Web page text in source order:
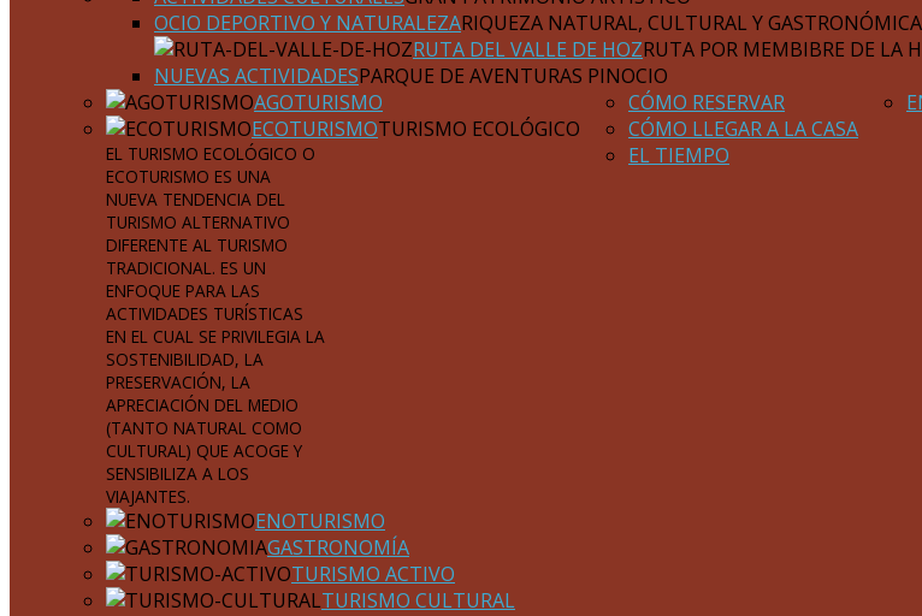
OCIO DEPORTIVO Y NATURALEZARIQUEZA NATURAL, CULTURAL Y GASTRONÓMICA
RUTA DEL VALLE DE HOZRUTA POR MEMBIBRE DE LA
NUEVAS ACTIVIDADESPARQUE DE AVENTURAS PINOCIO
AGOTURISMO
ECOTURISMOTURISMO ECOLÓGICO
EL TURISMO ECOLÓGICO O
ECOTURISMO ES UNA
NUEVA TENDENCIA DEL
TURISMO ALTERNATIVO
DIFERENTE AL TURISMO
TRADICIONAL. ES UN
ENFOQUE PARA LAS
ACTIVIDADES TURÍSTICAS
EN EL CUAL SE PRIVILEGIA LA
SOSTENIBILIDAD, LA
PRESERVACIÓN, LA
APRECIACIÓN DEL MEDIO
(TANTO NATURAL COMO
CULTURAL) QUE ACOGE Y
SENSIBILIZA A LOS
VIAJANTES.
ENOTURISMO
GASTRONOMÍA
TURISMO ACTIVO
TURISMO CULTURAL
CÓMO RESERVAR
CÓMO LLEGAR A LA CASA
EL TIEMPO